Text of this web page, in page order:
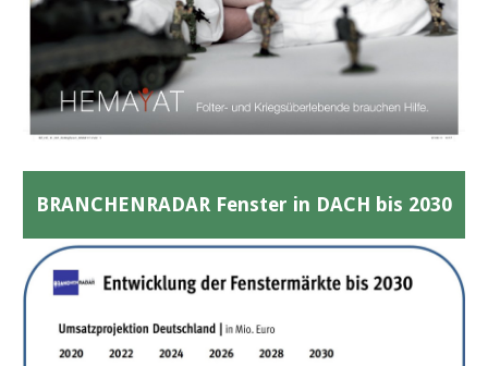
BRANCHENRADAR Fenster in DACH bis 2030